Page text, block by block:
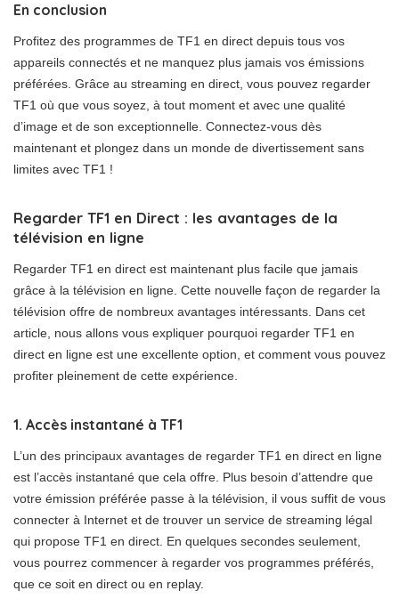
En conclusion
Profitez des programmes de TF1 en direct depuis tous vos
appareils connectés et ne manquez plus jamais vos émissions
préférées. Grâce au streaming en direct, vous pouvez regarder
TF1 où que vous soyez, à tout moment et avec une qualité
d’image et de son exceptionnelle. Connectez-vous dès
maintenant et plongez dans un monde de divertissement sans
limites avec TF1 !
Regarder TF1 en Direct : les avantages de la
télévision en ligne
Regarder TF1 en direct est maintenant plus facile que jamais
grâce à la télévision en ligne. Cette nouvelle façon de regarder la
télévision offre de nombreux avantages intéressants. Dans cet
article, nous allons vous expliquer pourquoi regarder TF1 en
direct en ligne est une excellente option, et comment vous pouvez
profiter pleinement de cette expérience.
1. Accès instantané à TF1
L’un des principaux avantages de regarder TF1 en direct en ligne
est l’accès instantané que cela offre. Plus besoin d’attendre que
votre émission préférée passe à la télévision, il vous suffit de vous
connecter à Internet et de trouver un service de streaming légal
qui propose TF1 en direct. En quelques secondes seulement,
vous pourrez commencer à regarder vos programmes préférés,
que ce soit en direct ou en replay.